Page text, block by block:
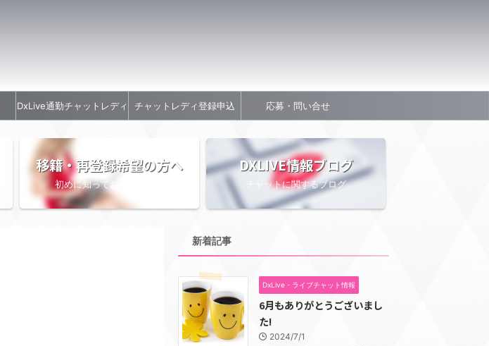
DxLive通勤チャットレディ チャットレディ登録申込 応募・問い合せ
移籍・再登録希望の方へ
初めに知っておきたい情報
DXLIVE情報ブログ
チャットに関するブログ
新着記事
DxLive・ライブチャット情報
6月もありがとうございまし
た!
2024/7/1